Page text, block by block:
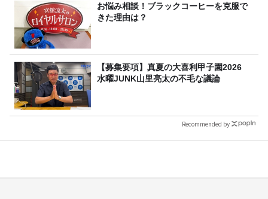
お悩み相談！ブラックコーヒーを克服で
きた理由は？
【募集要項】真夏の大喜利甲子園2026
水曜JUNK山里亮太の不毛な議論
Recommended by